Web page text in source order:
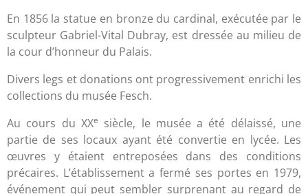
En 1856 la statue en bronze du cardinal, exécutée par le
sculpteur Gabriel-Vital Dubray, est dressée au milieu de
la cour d’honneur du Palais.
Divers legs et donations ont progressivement enrichi les
collections du musée Fesch.
Au cours du XXe siècle, le musée a été délaissé, une
partie de ses locaux ayant été convertie en lycée. Les
œuvres y étaient entreposées dans des conditions
précaires. L’établissement a fermé ses portes en 1979,
événement qui peut sembler surprenant au regard de